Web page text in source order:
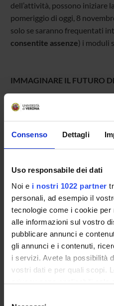
Consenso Dettagli
Uso responsabile dei dati
Noi e i nostri 1022 partner
personali, ad esempio il
tecnologie come i cookie
alle informazioni sul vostro
pubblicare annunci e
gli annunci e i contenuti,
i servizi. Avete la possibilità
vostri dati e per quali scopi.
privacy sono applicabili solo
dell’attività, possono iniziare
pomeriggio di oggi, 8
solo se saranno frequentati
consentite assenze) i moduli
IMMAGINARE IL FUTURO
ottobre e novembre dell'a.a.
piattaforma Esse3. Per
formativi, si prega di fare
L’iniziativa rientra tra le
Innovativa “IDEA”
MIUR 2018 – 2022 del